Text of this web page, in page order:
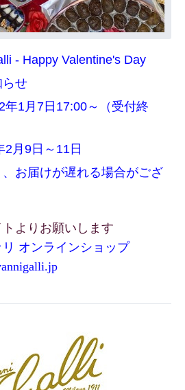
- Happy Valentine's Day
らせ
年1月7日17:00～（受付終
2月9日～11日
お届けが遅れる場合がござ
よりお願いします
オンラインショップ